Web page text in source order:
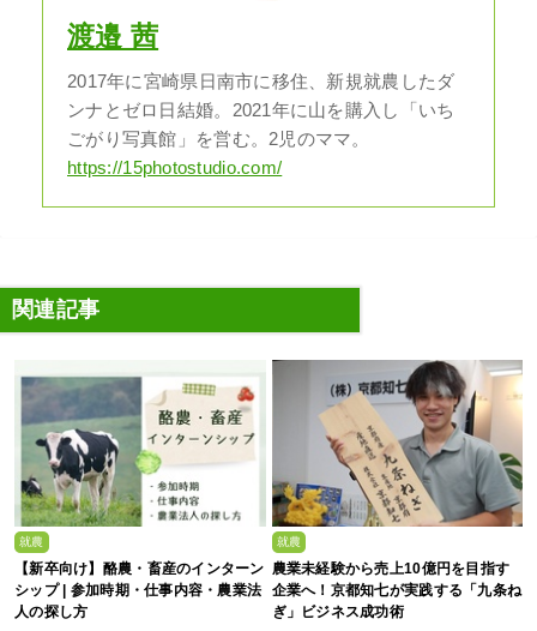
渡邉 茜
2017年に宮崎県日南市に移住、新規就農したダ
ンナとゼロ日結婚。2021年に山を購入し「いち
ごがり写真館」を営む。2児のママ。
https://15photostudio.com/
関連記事
就農
【新卒向け】酪農・畜産のインターン
シップ | 参加時期・仕事内容・農業法
人の探し方
就農
農業未経験から売上10億円を目指す
企業へ！京都知七が実践する「九条ね
ぎ」ビジネス成功術